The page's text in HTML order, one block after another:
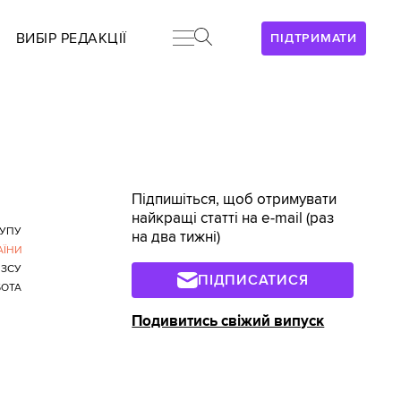
ПІДТРИМАТИ
ВИБІР РЕДАКЦІЇ
Підпишіться, щоб отримувати
найкращі статті на e-mail (раз
на два тижні)
ПІДПИСАТИСЯ
Подивитись свіжий випуск